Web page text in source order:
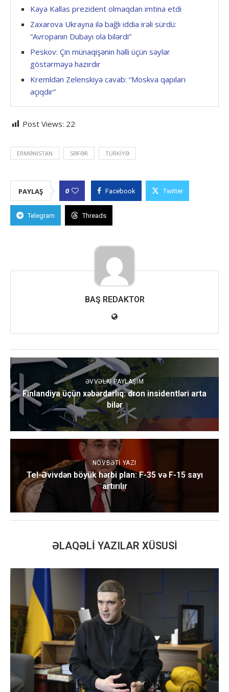
Kaya Kallas prezident olmaqdan imtina etdi
Zaxarova Ukrayna ilə bağlı iddia irəli sürdü:
“Avropanın Dubayı ola bilərdi”
Peskov: Çin münaqişənin həlli üçün səylər
göstərməyə hazırdır
Kremldən Zelenskiyə cavab: “Moskva qapıları
açıqdır”
Post Views: 22
ERMƏNISTAN SƏFƏR TÜRKIYƏ
PAYLAŞ 0 Facebook Twitter
Telegram Threads
BAŞ REDAKTOR
ƏVVƏLKI PAYLAŞIM
Finlandiya üçün xəbərdarlıq: dron insidentləri arta
bilər
NÖVBƏTI YAZI
Tel-Əvivdən böyük hərbi plan: F-35 və F-15 sayı
artırılır
ƏLAQƏLI YAZILAR XÜSUSI